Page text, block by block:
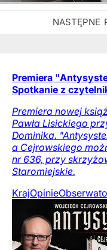
Premiera
Spotkanie z
Premiera nowej
Pawła Lisickiego
Dominika.
a Cejrowskiego
nr 636, przy
Staromiejskie.
KrajOpinie